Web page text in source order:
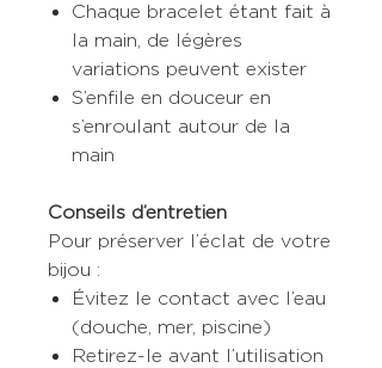
Chaque bracelet étant fait à
la main, de légères
variations peuvent exister
S’enfile en douceur en
s’enroulant autour de la
main
Conseils d’entretien
Pour préserver l’éclat de votre
bijou :
Évitez le contact avec l’eau
(douche, mer, piscine)
Retirez-le avant l’utilisation